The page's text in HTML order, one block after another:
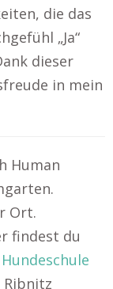
die das
„Ja“
dieser
in mein
Human
Ort.
findest du
Hundeschule
Ribnitz